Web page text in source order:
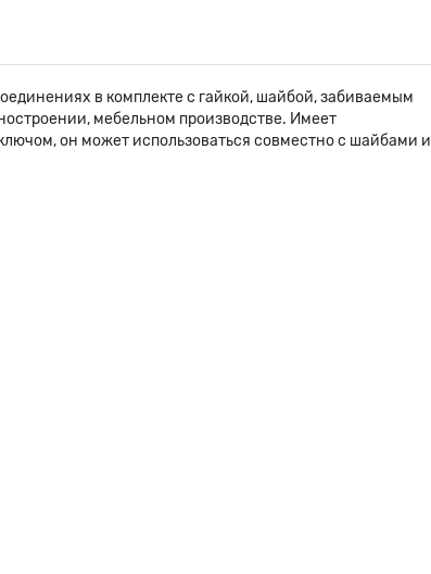
в комплекте с гайкой, шайбой, забиваемым
мебельном производстве. Имеет
он может использоваться совместно с шайбами и